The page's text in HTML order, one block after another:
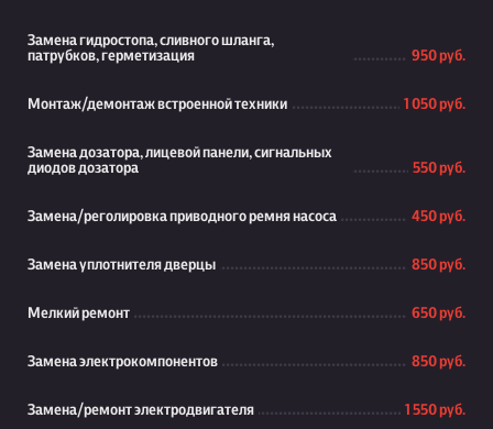
Замена гидростопа, сливного шланга,
патрубков, герметизация
950 руб.
Монтаж/демонтаж встроенной техники 1 050 руб.
Замена дозатора, лицевой панели, сигнальных
диодов дозатора
550 руб.
Замена/реголировка приводного ремня насоса 450 руб.
Замена уплотнителя дверцы 850 руб.
Мелкий ремонт 650 руб.
Замена электрокомпонентов 850 руб.
Замена/ремонт электродвигателя 1 550 руб.